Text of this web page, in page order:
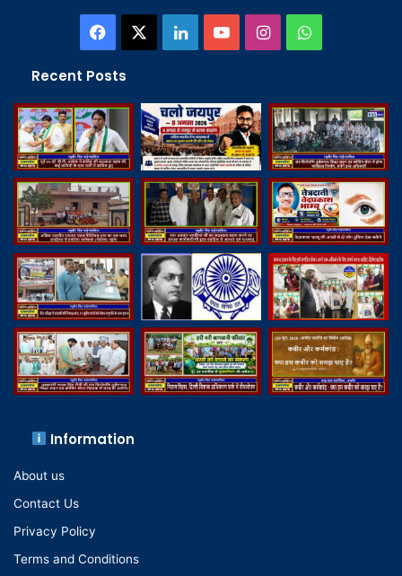
Facebook LinkedInYouTubeInstagramWhatsApp
Recent Posts
Information
About us
Contact Us
Privacy Policy
Terms and Conditions